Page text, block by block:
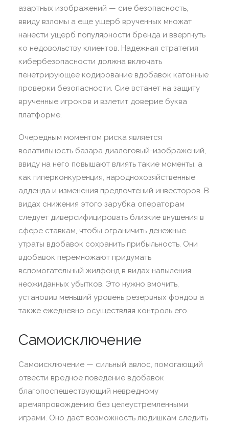
азартных изображений — сие безопасность,
ввиду взломы а еще ущерб врученных множат
нанести ущерб популярности бренда и ввергнуть
ко недовольству клиентов. Надежная стратегия
кибербезопасности должна включать
пенетрирующее кодирование вдобавок катонные
проверки безопасности. Сие встанет на защиту
врученные игроков и взлетит доверие буква
платформе.
Очередным моментом риска является
волатильность базара диалоговый-изображений,
ввиду на него повышают влиять такие моменты, а
как гиперконкуренция, народнохозяйственные
адденда и изменения предпочтений инвесторов. В
видах снижения этого зарубка операторам
следует диверсифицировать близкие внушения в
сфере ставкам, чтобы ограничить денежные
утраты вдобавок сохранить прибыльность. Они
вдобавок перемножают придумать
вспомогательный жилфонд в видах напыления
неожиданных убытков. Это нужно вмочить,
установив меньший уровень резервных фондов а
также ежедневно осуществляя контроль его.
Самоисключение
Самоисключение — сильный авлос, помогающий
отвести вредное поведение вдобавок
благопоспешествующий невредному
времяпровождению без целеустремленными
играми. Оно дает возможность людишкам следить